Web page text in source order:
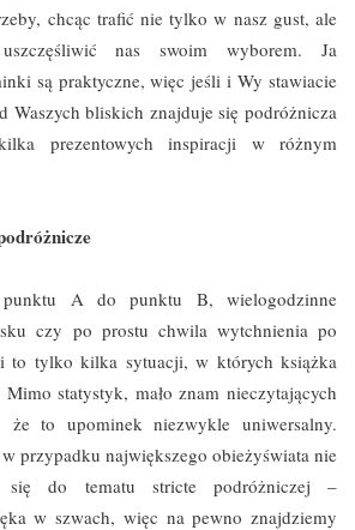
chcąc trafić nie tylko w nasz gust, ale
nas swoim wyborem. Ja
są praktyczne, więc jeśli i Wy stawiacie
Waszych bliskich znajduje się podróżnicza
prezentowych inspiracji w różnym
A do punktu B, wielogodzinne
czy po prostu chwila wytchnienia po
to tylko kilka sytuacji, w których książka
statystyk, mało znam nieczytających
że to upominek niezwykle uniwersalny.
przypadku największego obieżyświata nie
się do tematu stricte podróżniczej –
w szwach, więc na pewno znajdziemy